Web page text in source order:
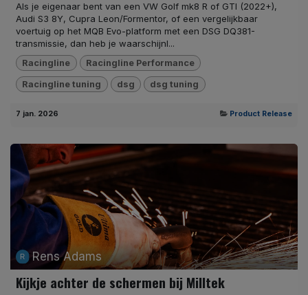
Als je eigenaar bent van een VW Golf mk8 R of GTI (2022+),
Audi S3 8Y, Cupra Leon/Formentor, of een vergelijkbaar
voertuig op het MQB Evo-platform met een DSG DQ381-
transmissie, dan heb je waarschijnl...
Racingline Racingline Performance
Racingline tuning dsg dsg tuning
7 jan. 2026 Product Release
Rens Adams
Kijkje achter de schermen bij Milltek